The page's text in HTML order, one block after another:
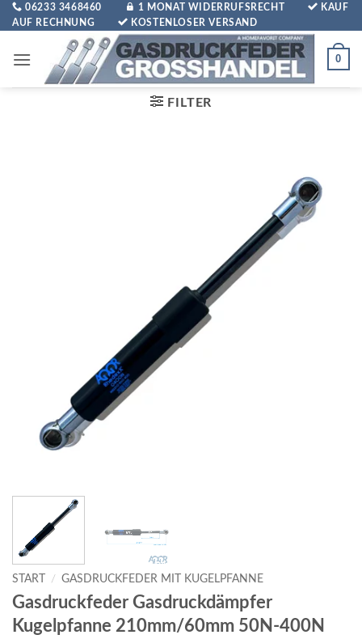
Zum
Inhalt
06233 3468460 1 MONAT WIDERRUFSRECHT
KAUF
AUF RECHNUNG
KOSTENLOSER VERSAND
0
FILTER
START / GASDRUCKFEDER MIT KUGELPFANNE
Gasdruckfeder Gasdruckdämpfer
Kugelpfanne 210mm/60mm 50N-400N